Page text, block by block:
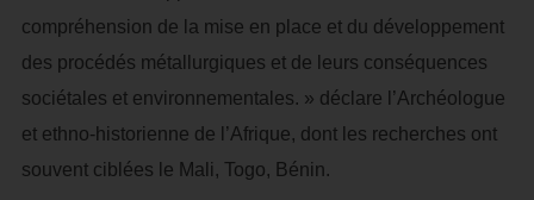
compréhension de la mise en place et du développement
des procédés métallurgiques et de leurs conséquences
sociétales et environnementales. » déclare l’Archéologue
et ethno-historienne de l’Afrique, dont les recherches ont
souvent ciblées le Mali, Togo, Bénin.